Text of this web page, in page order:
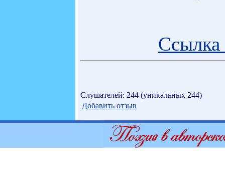
Ссылка
Слушателей: 244 (уникальных 244)
Добавить отзыв